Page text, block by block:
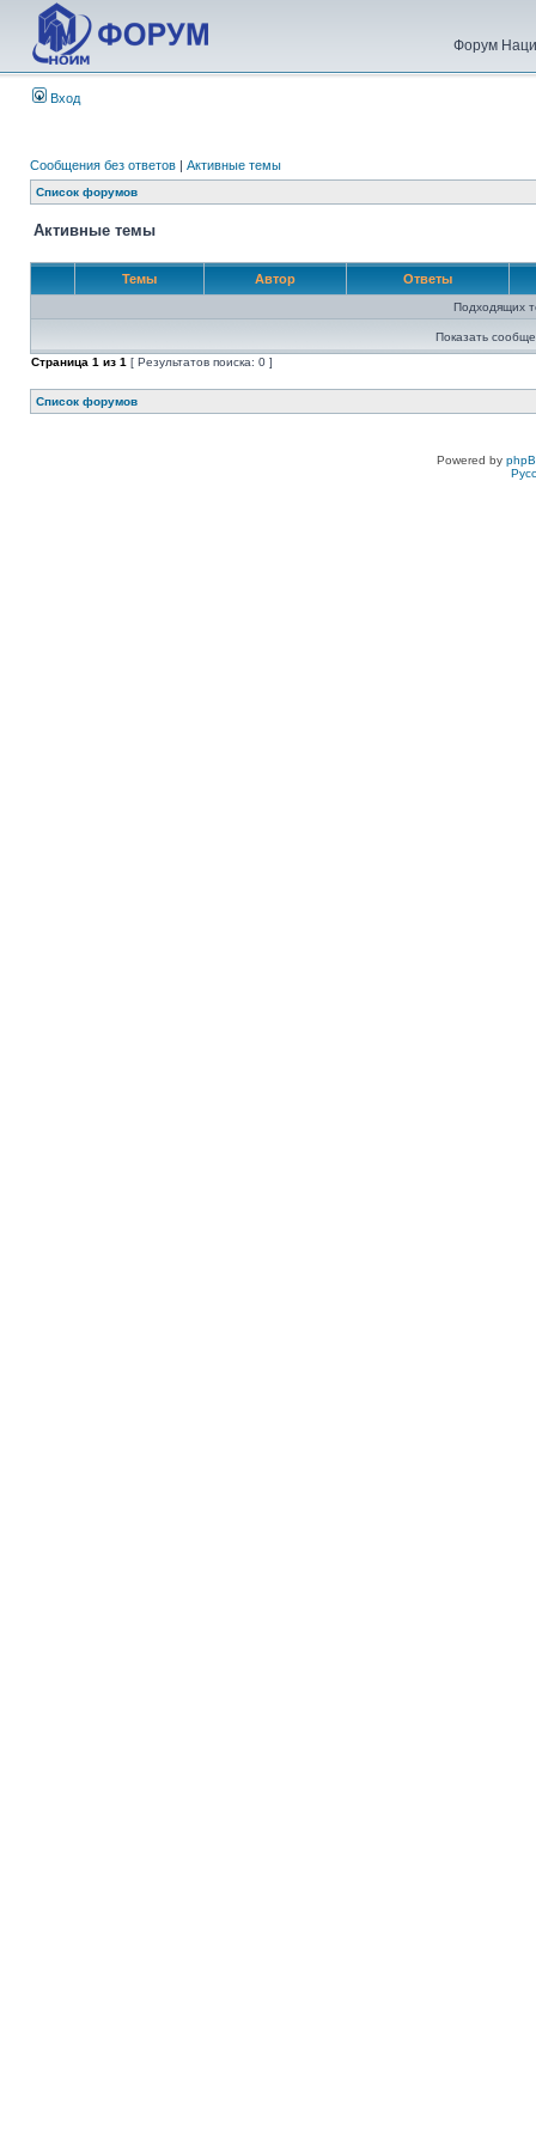
Форум
Вход
Сообщения без ответов | Активные темы
Список форумов
Активные темы
Темы Автор Ответы
Подходящих
Показать
Страница 1 из 1 [ Результатов поиска: 0 ]
Список форумов
Powered by